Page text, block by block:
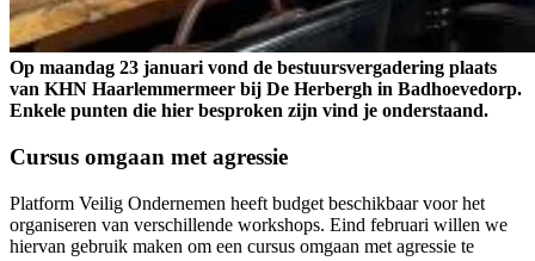
Op maandag 23 januari vond de bestuursvergadering plaats
van KHN Haarlemmermeer bij De Herbergh in Badhoevedorp.
Enkele punten die hier besproken zijn vind je onderstaand.
Cursus omgaan met agressie
Platform Veilig Ondernemen heeft budget beschikbaar voor het
organiseren van verschillende workshops. Eind februari willen we
hiervan gebruik maken om een cursus omgaan met agressie te